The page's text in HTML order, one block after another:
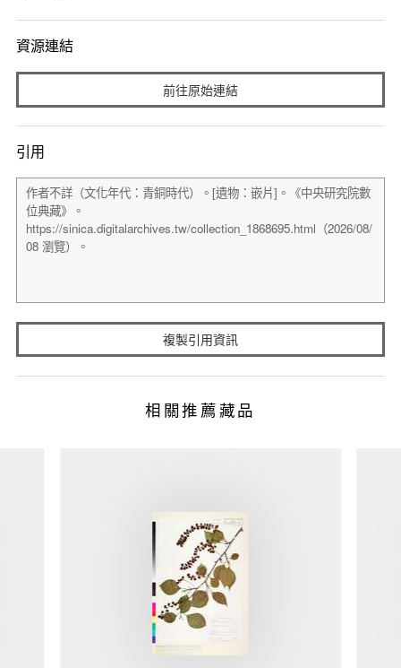
資源連結
前往原始連結
引用
複製引用資訊
相關推薦藏品